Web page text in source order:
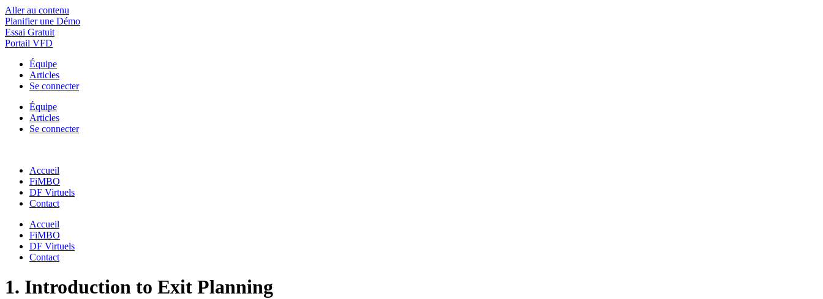
Aller au contenu
Planifier une Démo
Essai Gratuit
Portail VFD
Équipe
Articles
Se connecter
Équipe
Articles
Se connecter
Accueil
FiMBO
DF Virtuels
Contact
Accueil
FiMBO
DF Virtuels
Contact
1. Introduction to Exit Planning